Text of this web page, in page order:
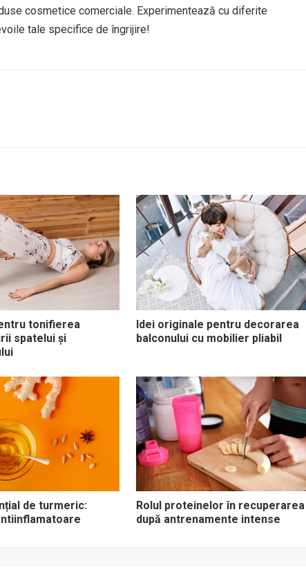
cosmetice comerciale. Experimentează cu diferite
tale specifice de îngrijire!
tonifierea
spatelui și
Idei originale pentru decorarea
balconului cu mobilier pliabil
de turmeric:
Rolul proteinelor în recuperarea
după antrenamente intense